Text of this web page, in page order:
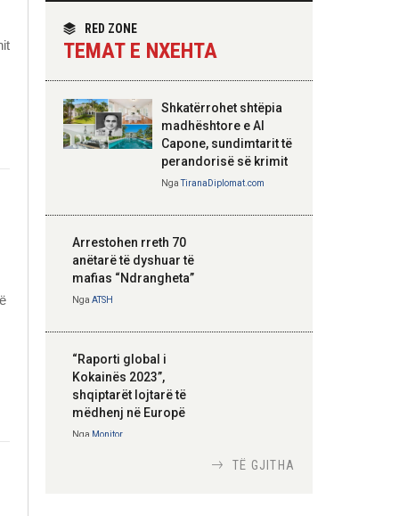
dypalësh
Hoxha takim me
zyrtarë të lartë të
DASH: Angazhim i
përbashkët për
strategjik
RED ZONE
TEMAT E NXEHTA
Shkatërrohet shtëpia
madhështore e Al
Capone, sundimtarit të
perandorisë së krimit
NgaTiranaDiplomat.com
Arrestohen rreth 70
anëtarë të dyshuar të
mafias “Ndrangheta”
Nga ATSH
“Raporti global i
Kokainës 2023”,
shqiptarët lojtarë të
mëdhenj në Europë
Nga Monitor
TË GJITHA